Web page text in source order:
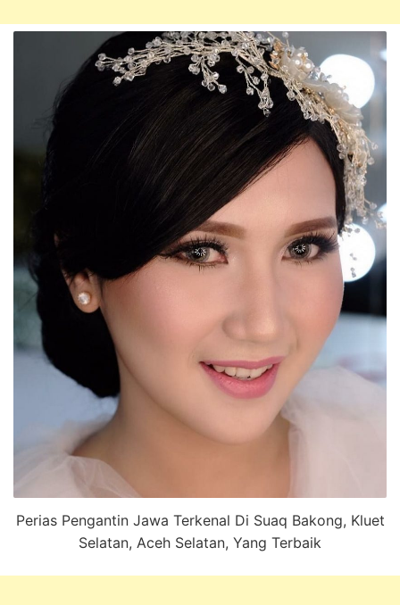
Perias Pengantin Jawa Terkenal Di Suaq Bakong, Kluet
Selatan, Aceh Selatan, Yang Terbaik